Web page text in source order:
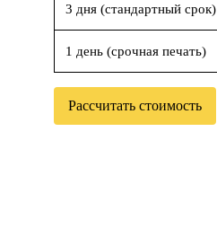
3 дня (стандартный срок)
1 день (срочная печать)
Рассчитать стоимость